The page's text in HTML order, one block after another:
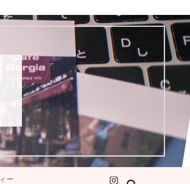
ー